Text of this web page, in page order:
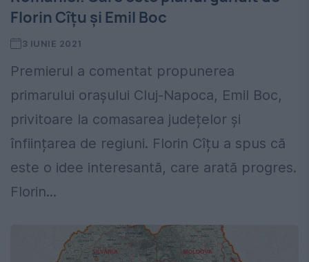
Florin Cîțu și Emil Boc
3 IUNIE 2021
Premierul a comentat propunerea
primarului orașului Cluj-Napoca, Emil Boc,
privitoare la comasarea județelor și
înființarea de regiuni. Florin Cîțu a spus că
este o idee interesantă, care arată progres.
Florin...